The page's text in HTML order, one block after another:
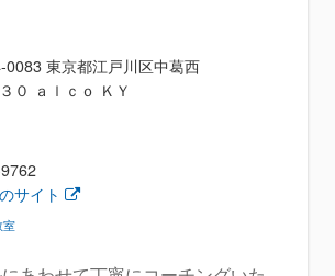
0083 東京都江戸川区中葛西
０ ａｌｃｏ ＫＹ
サイト
室